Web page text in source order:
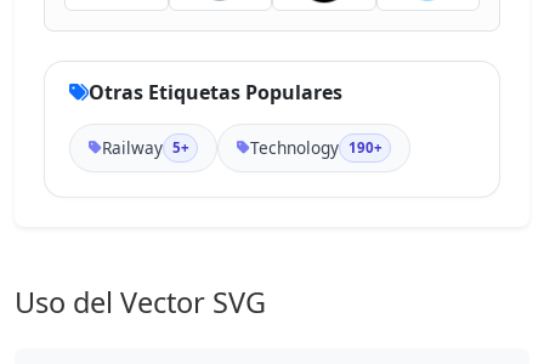
Otras Etiquetas Populares
Railway 5+ Technology 190+
Uso del Vector SVG